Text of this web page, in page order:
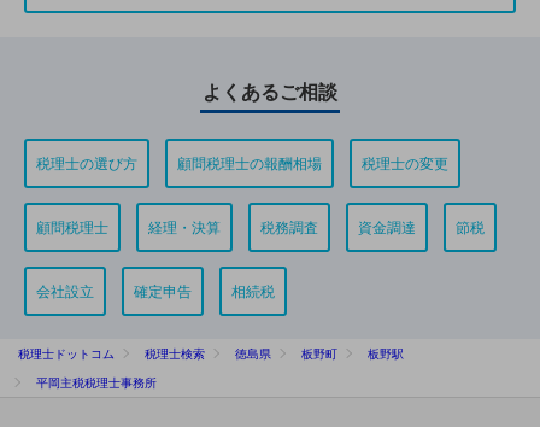
よくあるご相談
税理士の選び方 顧問税理士の報酬相場 税理士の変更
顧問税理士 経理・決算 税務調査 資金調達 節税
会社設立 確定申告 相続税
税理士ドットコム 税理士検索 徳島県 板野町
板野駅
平岡主税税理士事務所